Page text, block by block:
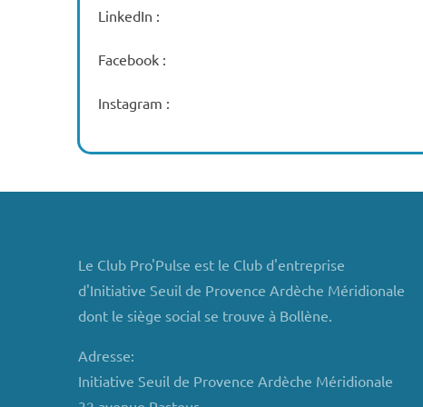
LinkedIn :
Facebook :
Instagram :
Le Club Pro'Pulse est le Club d'entreprise
d'Initiative Seuil de Provence Ardèche Méridionale
dont le siège social se trouve à Bollène.
Adresse:
Initiative Seuil de Provence Ardèche Méridionale